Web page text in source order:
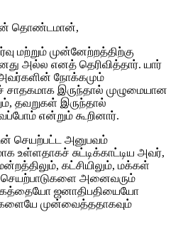
தொண்டமான்,
மற்றும் முன்னேற்றத்திற்கு
அல்ல எனத் தெரிவித்தார். யார்
அவர்களின் நோக்கமும்
சாதகமாக இருந்தால் முழுமையான
தவறுகள் இருந்தால்
என்றும் கூறினார்.
செயற்பட்ட அனுபவம்
உள்ளதாகச் சுட்டிக்காட்டிய அவர்,
கட்சியிலும், மக்கள்
செயற்பாடுகளை அனைவரும்
ஜனாதிபதியையோ
முன்வைத்ததாகவும்